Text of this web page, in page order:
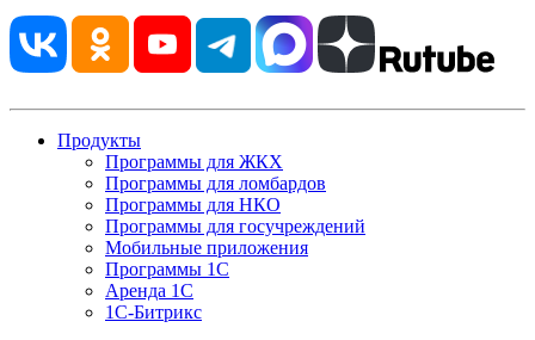
Продукты
Программы для ЖКХ
Программы для ломбардов
Программы для НКО
Программы для госучреждений
Мобильные приложения
Программы 1С
Аренда 1С
1С-Битрикс